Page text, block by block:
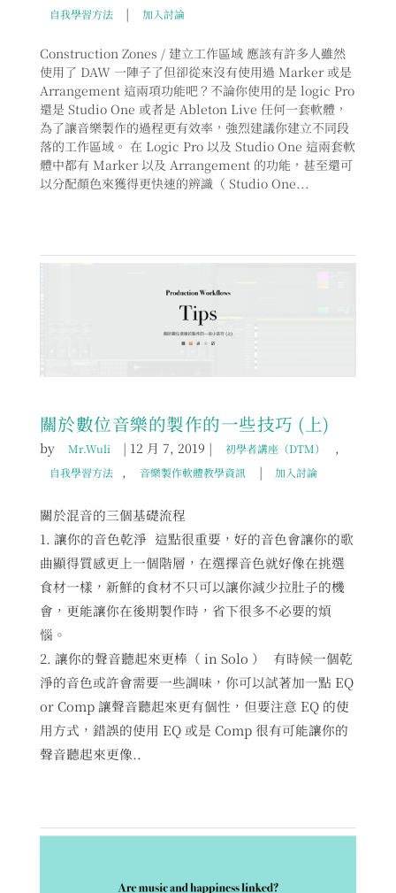
自我學習方法 | 加入討論
Construction Zones / 建立工作區域 應該有許多人雖然
使用了 DAW 一陣子了但卻從來沒有使用過 Marker 或是
Arrangement 這兩項功能吧？不論你使用的是 logic Pro
還是 Studio One 或者是 Ableton Live 任何一套軟體，
為了讓音樂製作的過程更有效率，強烈建議你建立不同段
落的工作區域。 在 Logic Pro 以及 Studio One 這兩套軟
體中都有 Marker 以及 Arrangement 的功能，甚至還可
以分配顏色來獲得更快速的辨識（ Studio One...
關於數位音樂的製作的一些技巧 (上)
by Mr.Wuli | 12 月 7, 2019 | 初學者講座（DTM） ,
自我學習方法 , 音樂製作軟體教學資訊 | 加入討論
關於混音的三個基礎流程
1. 讓你的音色乾淨 這點很重要，好的音色會讓你的歌
曲顯得質感更上一個階層，在選擇音色就好像在挑選
食材一樣，新鮮的食材不只可以讓你減少拉肚子的機
會，更能讓你在後期製作時，省下很多不必要的煩
惱。
2. 讓你的聲音聽起來更棒（ in Solo ） 有時候一個乾
淨的音色或許會需要一些調味，你可以試著加一點 EQ
or Comp 讓聲音聽起來更有個性，但要注意 EQ 的使
用方式，錯誤的使用 EQ 或是 Comp 很有可能讓你的
聲音聽起來更像..